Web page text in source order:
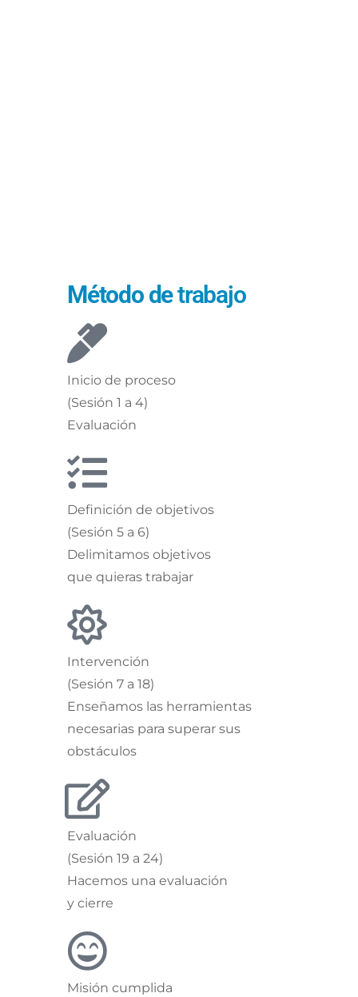
Método detrabajo
Inicio de proceso
(Sesión 1 a 4)
Evaluación
Definición de objetivos
(Sesión 5 a 6)
Delimitamos objetivos
que quieras trabajar
Intervención
(Sesión 7 a 18)
Enseñamos las herramientas
necesarias para superar sus
obstáculos
Evaluación
(Sesión 19 a 24)
Hacemos una evaluación
y cierre
Misión cumplida